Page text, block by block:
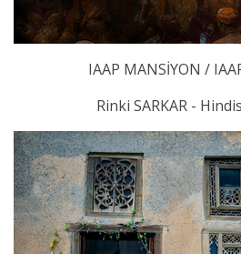
IAAP MANSİYON /
Rinki SARKAR -